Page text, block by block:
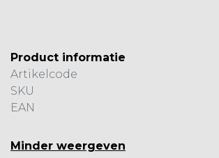
Product informatie
Artikelcode
SKU
EAN
Minder weergeven